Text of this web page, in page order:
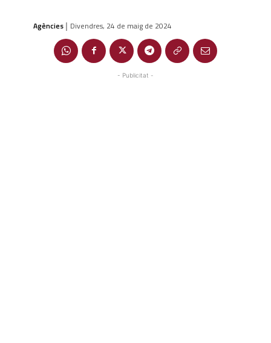
Agències | Divendres, 24 de maig de 2024
- Publicitat -